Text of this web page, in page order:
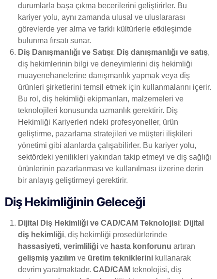
durumlarla başa çıkma becerilerini geliştirirler. Bu
kariyer yolu, aynı zamanda ulusal ve uluslararası
görevlerde yer alma ve farklı kültürlerle etkileşimde
bulunma fırsatı sunar.
Diş Danışmanlığı ve Satışı: Diş danışmanlığı ve satış,
diş hekimlerinin bilgi ve deneyimlerini diş hekimliği
muayenehanelerine danışmanlık yapmak veya diş
ürünleri şirketlerini temsil etmek için kullanmalarını içerir.
Bu rol, diş hekimliği ekipmanları, malzemeleri ve
teknolojileri konusunda uzmanlık gerektirir. Diş
Hekimliği Kariyerleri ndeki profesyoneller, ürün
geliştirme, pazarlama stratejileri ve müşteri ilişkileri
yönetimi gibi alanlarda çalışabilirler. Bu kariyer yolu,
sektördeki yenilikleri yakından takip etmeyi ve diş sağlığı
ürünlerinin pazarlanması ve kullanılması üzerine derin
bir anlayış geliştirmeyi gerektirir.
Diş Hekimliğinin Geleceği
Dijital Diş Hekimliği ve CAD/CAM Teknolojisi: Dijital
diş hekimliği, diş hekimliği prosedürlerinde
hassasiyeti,verimliliği ve hasta konforunu artıran
gelişmiş yazılım ve üretim tekniklerini kullanarak
devrim yaratmaktadır.CAD/CAM teknolojisi, diş